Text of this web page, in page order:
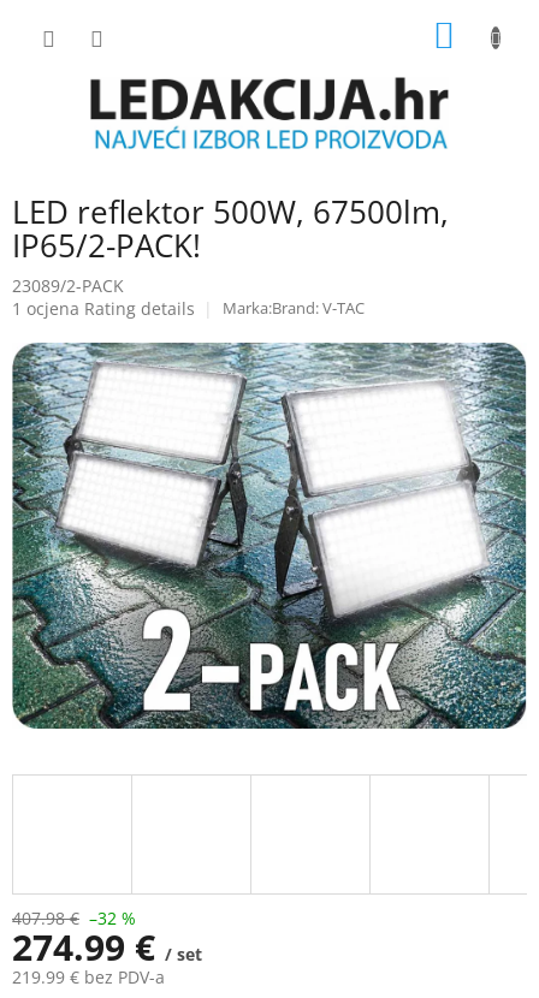
LED reflektor 500W, 67500lm,
IP65/2-PACK!
23089/2-PACK
The
product
rating
is
5.0
out
of
5
stars.
1 ocjena Rating details Brand:V-TAC
407.98 € –32 %
274.99 € / set
219.99 € bez PDV-a